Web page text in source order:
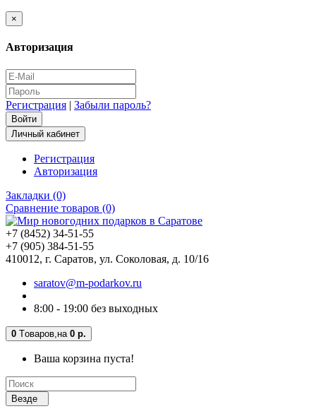
×
Авторизация
Регистрация | Забыли пароль?
Личный кабинет
Регистрация
Авторизация
Закладки (0)
Сравнение товаров (0)
+7 (8452) 34-51-55
+7 (905) 384-51-55
410012, г. Саратов, ул. Соколовая, д. 10/16
saratov@m-podarkov.ru
8:00 - 19:00 без выходных
0 Tоваров, на 0 р.
Ваша корзина пуста!
Везде